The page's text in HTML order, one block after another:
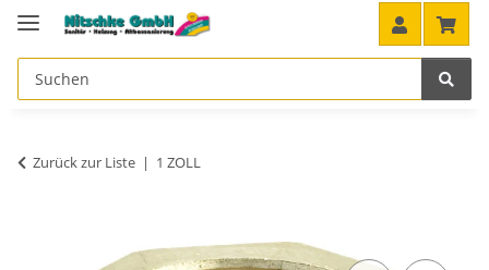
Zurück zur Liste 1 ZOLL